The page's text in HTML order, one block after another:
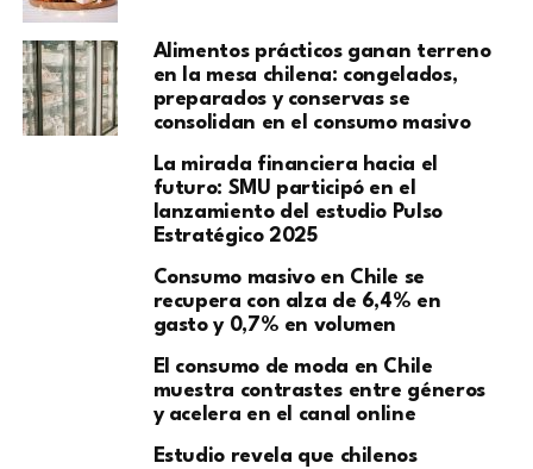
Alimentos prácticos ganan terreno
en la mesa chilena: congelados,
preparados y conservas se
consolidan en el consumo masivo
La mirada financiera hacia el
futuro: SMU participó en el
lanzamiento del estudio Pulso
Estratégico 2025
Consumo masivo en Chile se
recupera con alza de 6,4% en
gasto y 0,7% en volumen
El consumo de moda en Chile
muestra contrastes entre géneros
y acelera en el canal online
Estudio revela que chilenos